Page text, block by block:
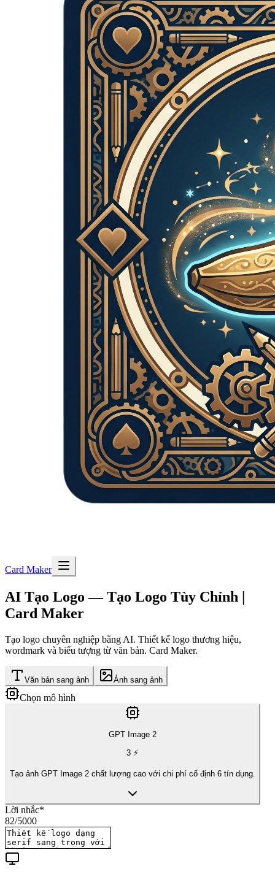
Card Maker
AI Tạo Logo — Tạo Logo Tùy Chỉnh |
Card Maker
Tạo logo chuyên nghiệp bằng AI. Thiết kế logo thương hiệu,
wordmark và biểu tượng từ văn bản. Card Maker.
Văn bản sang ảnh Ảnh sang ảnh
Chọn mô hình
GPT Image 2
3 ⚡
Tạo ảnh GPT Image 2 chất lượng cao với chi phí cố định 6 tín dụng.
Lời nhắc*
82/5000